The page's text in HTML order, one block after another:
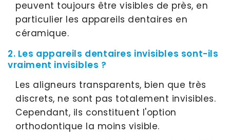
peuvent toujours être visibles de près, en
particulier les appareils dentaires en
céramique.
2. Les appareils dentaires invisibles sont-ils
vraiment invisibles ?
Les aligneurs transparents, bien que très
discrets, ne sont pas totalement invisibles.
Cependant, ils constituent l'option
orthodontique la moins visible.